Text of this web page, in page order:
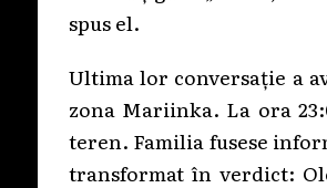
spus el.
Ultima lor conversație a
zona Mariinka. La ora
teren. Familia fusese
transformat în verdict: